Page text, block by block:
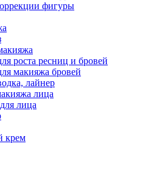
фигуры
роста ресниц и бровей
макияжа бровей
лайнер
лица
лица
крем